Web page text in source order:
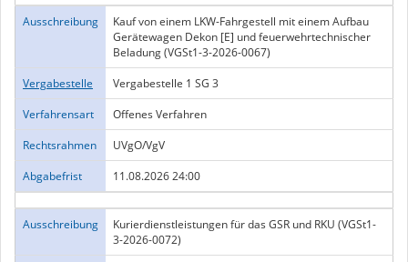
Ausschreibung
Kauf von einem LKW-Fahrgestell mit einem Aufbau
Gerätewagen Dekon [E] und feuerwehrtechnischer
Beladung (VGSt1-3-2026-0067)
Vergabestelle
Vergabestelle 1 SG 3
Verfahrensart
Offenes Verfahren
Rechtsrahmen
UVgO/VgV
Abgabefrist
11.08.2026 24:00
Ausschreibung
Kurierdienstleistungen für das GSR und RKU (VGSt1-
3-2026-0072)